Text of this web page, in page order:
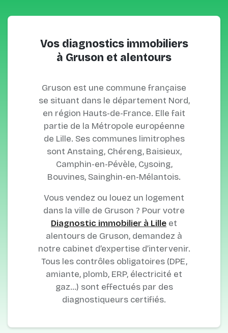
Vos diagnostics immobiliers
à Gruson et alentours
Gruson est une commune française
se situant dans le département Nord,
en région Hauts-de-France. Elle fait
partie de la Métropole européenne
de Lille. Ses communes limitrophes
sont Anstaing, Chéreng, Baisieux,
Camphin-en-Pévèle, Cysoing,
Bouvines, Sainghin-en-Mélantois.
Vous vendez ou louez un logement
dans la ville de Gruson ? Pour votre
Diagnostic immobilier à Lille et
alentours de Gruson, demandez à
notre cabinet d’expertise d’intervenir.
Tous les contrôles obligatoires (DPE,
amiante, plomb, ERP, électricité et
gaz…) sont effectués par des
diagnostiqueurs certifiés.